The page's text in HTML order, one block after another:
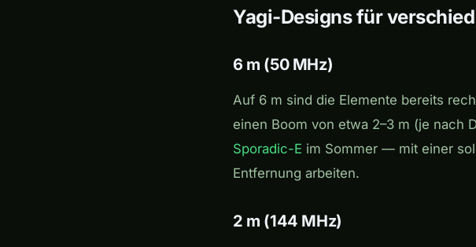
Yagi-Designs für
6 m (50 MHz)
Auf 6 m sind die Elemente bereits
einen Boom von etwa 2–3 m (je nach
Sporadic-E im Sommer — mit einer
Entfernung arbeiten.
2 m (144 MHz)